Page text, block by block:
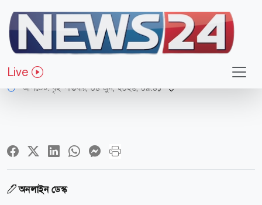
Live
অর্থ-বাণিজ্য
ব্যবসা ধসের মাশুল খেলাপি ঋণ
আপডেট: বৃহস্পতিবার, ০৪ জুন, ২০২৬, ০৯:৪১
অনলাইন ডেস্ক